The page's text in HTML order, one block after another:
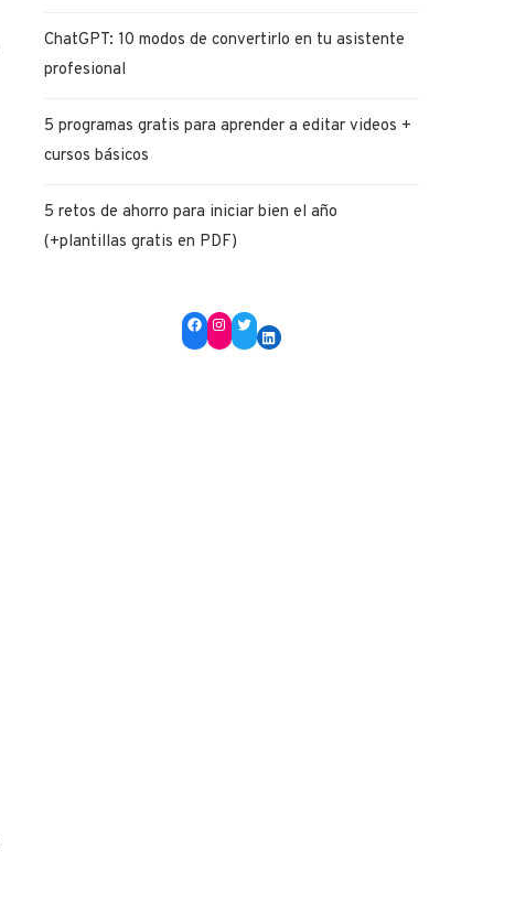
ChatGPT: 10 modos de convertirlo en tu asistente
profesional
5 programas gratis para aprender a editar videos +
cursos básicos
5 retos de ahorro para iniciar bien el año
(+plantillas gratis en PDF)